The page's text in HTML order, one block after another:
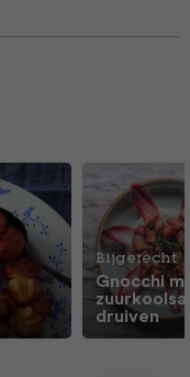
Bijgerecht
Gnocchi
druiven